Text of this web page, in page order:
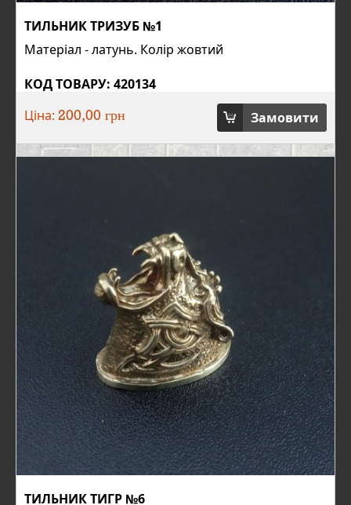
ТИЛЬНИК ТРИЗУБ №1
Матеріал - латунь. Колір жовтий
КОД ТОВАРУ: 420134
Ціна: 200,00 грн Замовити
ТИЛЬНИК ТИГР №6